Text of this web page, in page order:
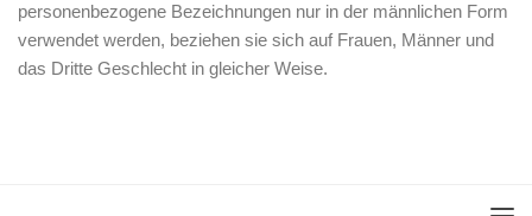
personenbezogene Bezeichnungen nur in der männlichen Form
verwendet werden, beziehen sie sich auf Frauen, Männer und
das Dritte Geschlecht in gleicher Weise.